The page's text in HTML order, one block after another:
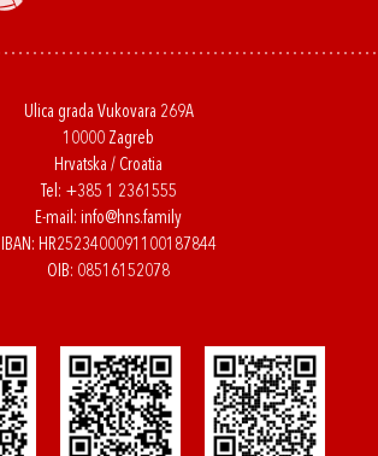
Ulica grada Vukovara 269A
10000 Zagreb
Hrvatska / Croatia
Tel: +385 1 2361555
E-mail: info@hns.family
IBAN: HR2523400091100187844
OIB: 08516152078